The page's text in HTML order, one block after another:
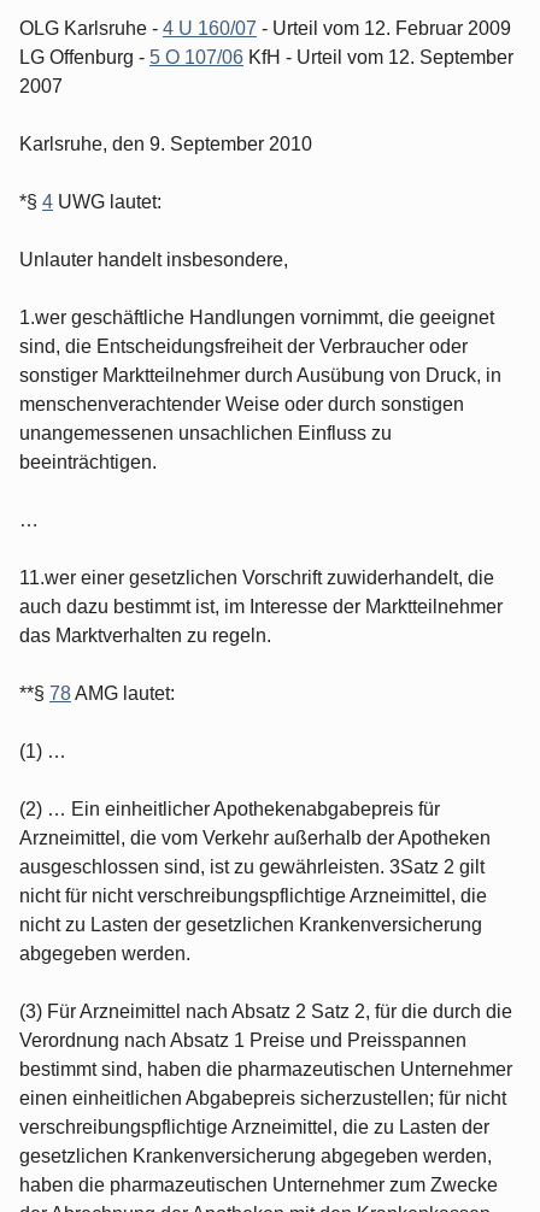
OLG Karlsruhe - 4 U 160/07 - Urteil vom 12. Februar 2009
LG Offenburg - 5 O 107/06 KfH - Urteil vom 12. September
2007
Karlsruhe, den 9. September 2010
*§ 4 UWG lautet:
Unlauter handelt insbesondere,
1.wer geschäftliche Handlungen vornimmt, die geeignet
sind, die Entscheidungsfreiheit der Verbraucher oder
sonstiger Marktteilnehmer durch Ausübung von Druck, in
menschenverachtender Weise oder durch sonstigen
unangemessenen unsachlichen Einfluss zu
beeinträchtigen.
…
11.wer einer gesetzlichen Vorschrift zuwiderhandelt, die
auch dazu bestimmt ist, im Interesse der Marktteilnehmer
das Marktverhalten zu regeln.
**§ 78AMG lautet:
(1) …
(2) … Ein einheitlicher Apothekenabgabepreis für
Arzneimittel, die vom Verkehr außerhalb der Apotheken
ausgeschlossen sind, ist zu gewährleisten. 3Satz 2 gilt
nicht für nicht verschreibungspflichtige Arzneimittel, die
nicht zu Lasten der gesetzlichen Krankenversicherung
abgegeben werden.
(3) Für Arzneimittel nach Absatz 2 Satz 2, für die durch die
Verordnung nach Absatz 1 Preise und Preisspannen
bestimmt sind, haben die pharmazeutischen Unternehmer
einen einheitlichen Abgabepreis sicherzustellen; für nicht
verschreibungspflichtige Arzneimittel, die zu Lasten der
gesetzlichen Krankenversicherung abgegeben werden,
haben die pharmazeutischen Unternehmer zum Zwecke